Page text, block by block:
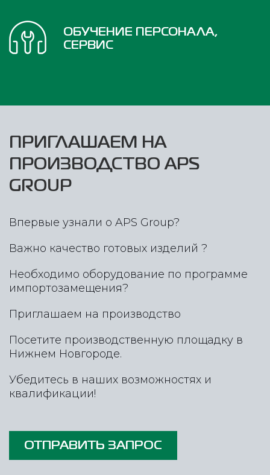
ОБУЧЕНИЕ ПЕРСОНАЛА,
СЕРВИС
ПРИГЛАШАЕМ НА
ПРОИЗВОДСТВО APS
GROUP
Впервые узнали о APS Group?
Важно качество готовых изделий ?
Необходимо оборудование по программе
импортозамещения?
Приглашаем на производство
Посетите производственную площадку в
Нижнем Новгороде.
Убедитесь в наших возможностях и
квалификации!
ОТПРАВИТЬ ЗАПРОС